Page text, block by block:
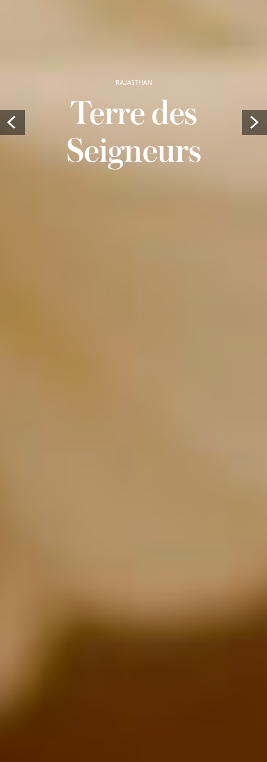
RAJASTHAN
Terre des
Seigneurs